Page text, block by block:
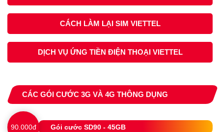
CÁCH LÀM LẠI SIM VIETTEL
DỊCH VỤ ỨNG TIỀN ĐIỆN THOẠI VIETTEL
CÁC GÓI CƯỚC 3G VÀ 4G THÔNG DỤNG
90.000đ Gói cước SD90 - 45GB